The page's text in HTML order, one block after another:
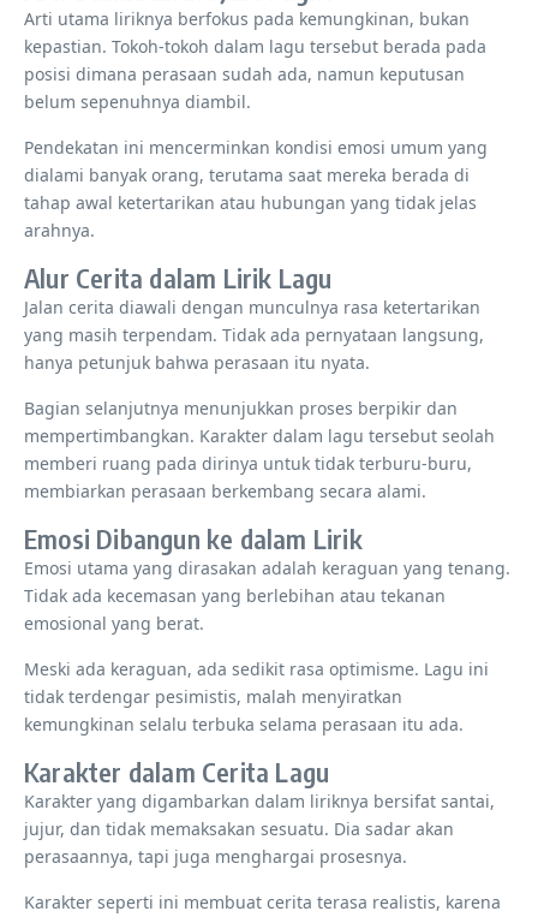
Arti utama liriknya berfokus pada kemungkinan, bukan
kepastian. Tokoh-tokoh dalam lagu tersebut berada pada
posisi dimana perasaan sudah ada, namun keputusan
belum sepenuhnya diambil.
Pendekatan ini mencerminkan kondisi emosi umum yang
dialami banyak orang, terutama saat mereka berada di
tahap awal ketertarikan atau hubungan yang tidak jelas
arahnya.
Alur Cerita dalam Lirik Lagu
Jalan cerita diawali dengan munculnya rasa ketertarikan
yang masih terpendam. Tidak ada pernyataan langsung,
hanya petunjuk bahwa perasaan itu nyata.
Bagian selanjutnya menunjukkan proses berpikir dan
mempertimbangkan. Karakter dalam lagu tersebut seolah
memberi ruang pada dirinya untuk tidak terburu-buru,
membiarkan perasaan berkembang secara alami.
Emosi Dibangun ke dalam Lirik
Emosi utama yang dirasakan adalah keraguan yang tenang.
Tidak ada kecemasan yang berlebihan atau tekanan
emosional yang berat.
Meski ada keraguan, ada sedikit rasa optimisme. Lagu ini
tidak terdengar pesimistis, malah menyiratkan
kemungkinan selalu terbuka selama perasaan itu ada.
Karakter dalam Cerita Lagu
Karakter yang digambarkan dalam liriknya bersifat santai,
jujur, dan tidak memaksakan sesuatu. Dia sadar akan
perasaannya, tapi juga menghargai prosesnya.
Karakter seperti ini membuat cerita terasa realistis, karena